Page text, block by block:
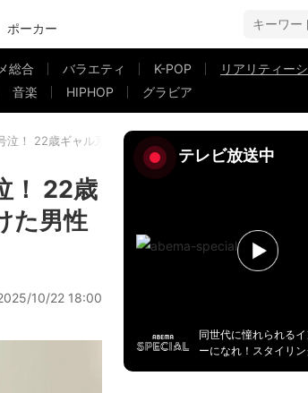
ポーカー
総合 バラエティ K-POP リアリティー
音楽 HIPHOP グラビア
泣！ 22歳ギャル系美女、超ミニスカ姿で一途に思い続け
！ 22歳
た男性
10/22 18:00
テレビ放送中
同世代に憧れられる
ーになれ！スタイリ